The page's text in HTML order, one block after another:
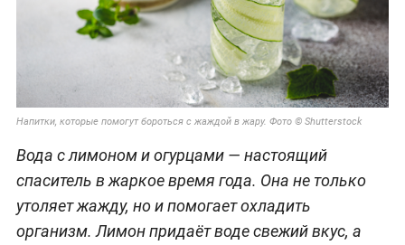
Напитки, которые помогут бороться с жаждой в жару. Фото © Shutterstock
Вода с лимоном и огурцами — настоящий
спаситель в жаркое время года. Она не только
утоляет жажду, но и помогает охладить
организм. Лимон придаёт воде свежий вкус, а